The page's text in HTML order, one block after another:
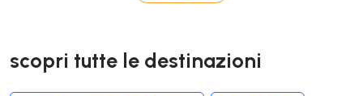
scopri tutte le destinazioni